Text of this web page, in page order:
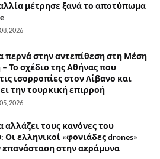
μέτρησε ξανά το αποτύπωμα
2026
περνά στην αντεπίθεση στη Μέση
Το σχέδιο της Αθήνας που
ισορροπίες στον Λίβανο και
την τουρκική επιρροή
2026
αλλάζει τους κανόνες του
ελληνικοί «φονιάδες drones»
στην αεράμυνα